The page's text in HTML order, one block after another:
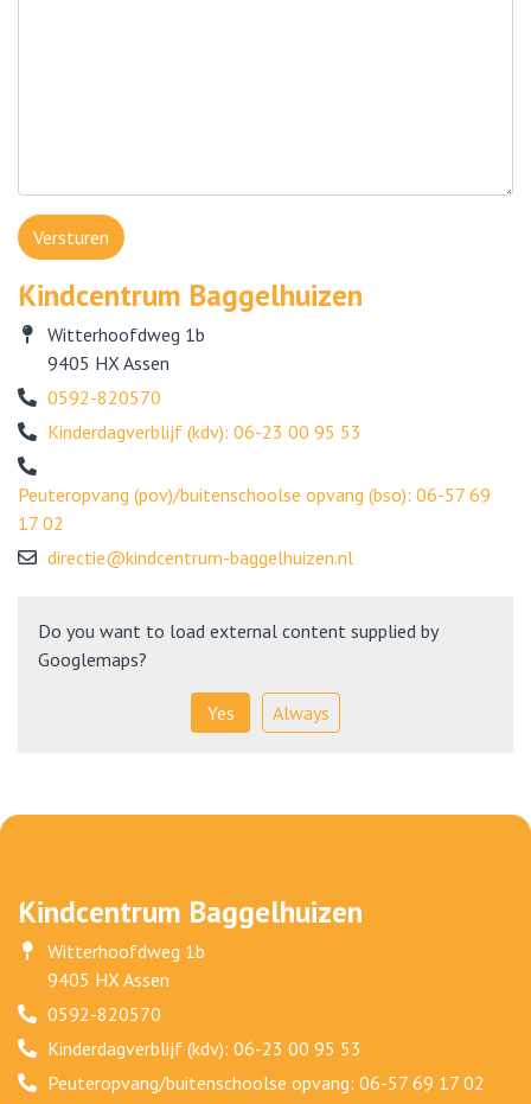
Versturen
Kindcentrum Baggelhuizen
Witterhoofdweg 1b
9405 HX Assen
0592-820570
Kinderdagverblijf (kdv): 06-23 00 95 53
Peuteropvang (pov)/buitenschoolse opvang (bso): 06-57 69
17 02
directie@kindcentrum-baggelhuizen.nl
Do you want to load external content supplied by
Googlemaps?
Yes Always
Kindcentrum Baggelhuizen
Witterhoofdweg 1b
9405 HX Assen
0592-820570
Kinderdagverblijf (kdv): 06-23 00 95 53
Peuteropvang/buitenschoolse opvang: 06-57 69 17 02